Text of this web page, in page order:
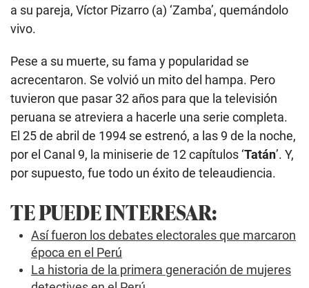
a su pareja, Víctor Pizarro (a) ‘Zamba’, quemándolo
vivo.
Pese a su muerte, su fama y popularidad se
acrecentaron. Se volvió un mito del hampa. Pero
tuvieron que pasar 32 años para que la televisión
peruana se atreviera a hacerle una serie completa.
El 25 de abril de 1994 se estrenó, a las 9 de la noche,
por el Canal 9, la miniserie de 12 capítulos ‘Tatán’. Y,
por supuesto, fue todo un éxito de teleaudiencia.
TE PUEDE INTERESAR:
Así fueron los debates electorales que marcaron
época en el Perú
La historia de la primera generación de mujeres